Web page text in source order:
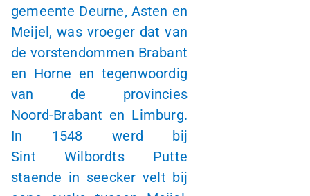
gemeente Deurne, Asten en
Meijel, was vroeger dat van
de vorstendommen Brabant
en Horne en tegenwoordig
van de provincies
Noord-Brabant en Limburg.
In 1548 werd bij
Sint WilbordtsPutte
staende in seecker velt bij